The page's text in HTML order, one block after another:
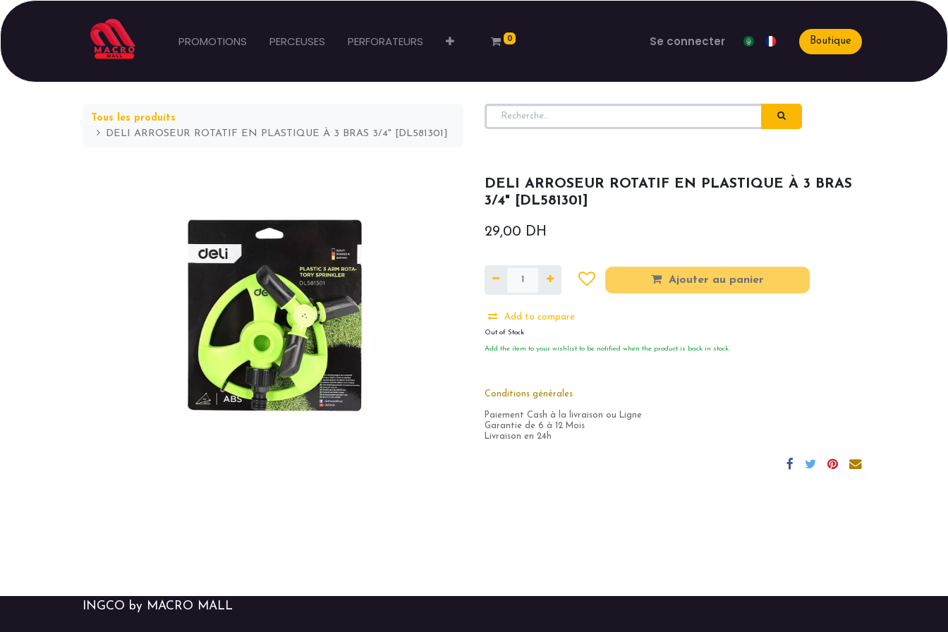
PROMOTIONS PERCEUSES PERFORATEURS 0 Se connecter Boutique
Tous les produits
DELI ARROSEUR ROTATIF EN PLASTIQUE À 3 BRAS 3/4" [DL581301]
DELI ARROSEUR ROTATIF EN PLASTIQUE À 3 BRAS
3/4" [DL581301]
29,00 DH
Ajouter au panier
Add to compare
Out of Stock
Add the item to your wishlist to be notified when the product is back in stock.
Conditions générales
Paiement Cash à la livraison ou Ligne
Garantie de 6 à 12 Mois
Livraison en 24h
INGCO by MACRO MALL